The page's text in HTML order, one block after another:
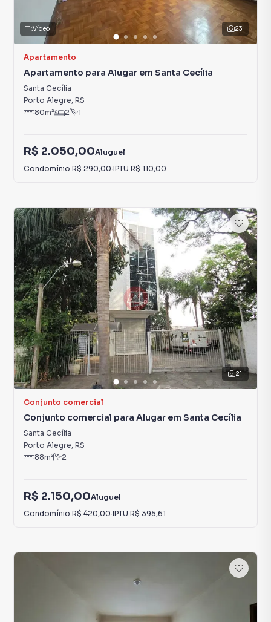
23
Vídeo
Apartamento
Apartamento para Alugar em Santa Cecília
Santa Cecília
Porto Alegre, RS
80m² 2 1
R$ 2.050,00Aluguel
Condomínio R$ 290,00·IPTU R$ 110,00
21
Conjunto comercial
Conjunto comercial para Alugar em Santa Cecília
Santa Cecília
Porto Alegre, RS
88m² 2
R$ 2.150,00Aluguel
Condomínio R$ 420,00·IPTU R$ 395,61